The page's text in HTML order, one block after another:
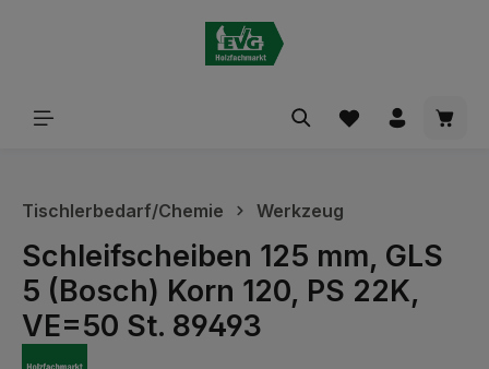
Tischlerbedarf/Chemie Werkzeug
Schleifscheiben 125 mm, GLS
5 (Bosch) Korn 120, PS 22K,
VE=50 St. 89493